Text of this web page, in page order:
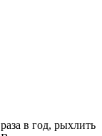
в год, рыхлить